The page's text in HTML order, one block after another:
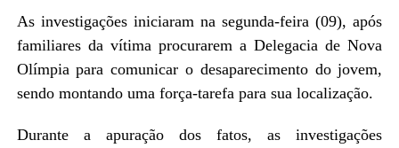
As investigações iniciaram na segunda-feira (09), após
familiares da vítima procurarem a Delegacia de Nova
Olímpia para comunicar o desaparecimento do jovem,
sendo montando uma força-tarefa para sua localização.
Durante a apuração dos fatos, as investigações